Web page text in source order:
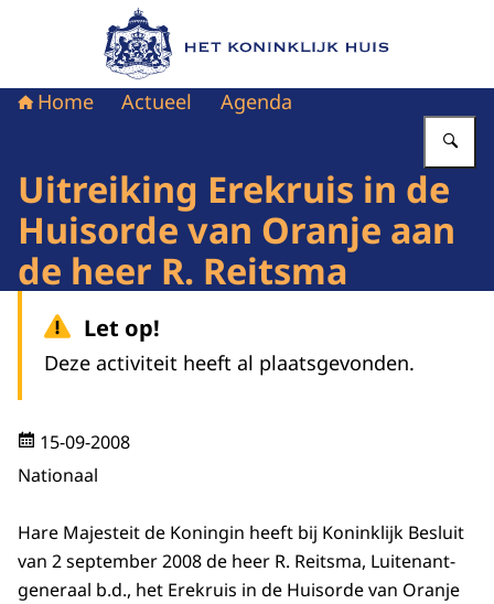
Naar de homepage van Het Koninklijk Huis
Home Actueel Agenda
Uitreiking Erekruis in de
Huisorde van Oranje aan
de heer R. Reitsma
Let op!
Deze activiteit heeft al plaatsgevonden.
15-09-2008
Nationaal
Hare Majesteit de Koningin heeft bij Koninklijk Besluit
van 2 september 2008 de heer R. Reitsma, Luitenant-
generaal b.d., het Erekruis in de Huisorde van Oranje